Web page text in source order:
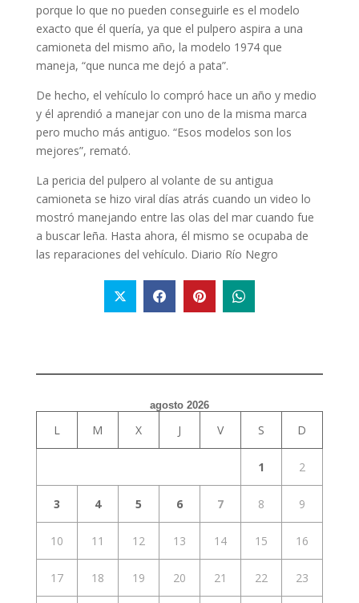
porque lo que no pueden conseguirle es el modelo
exacto que él quería, ya que el pulpero aspira a una
camioneta del mismo año, la modelo 1974 que
maneja, “que nunca me dejó a pata”.
De hecho, el vehículo lo compró hace un año y medio
y él aprendió a manejar con uno de la misma marca
pero mucho más antiguo. “Esos modelos son los
mejores”, remató.
La pericia del pulpero al volante de su antigua
camioneta se hizo viral días atrás cuando un video lo
mostró manejando entre las olas del mar cuando fue
a buscar leña. Hasta ahora, él mismo se ocupaba de
las reparaciones del vehículo. Diario Río Negro
agosto 2026
L M X J V S D
1 2
3 4 5 6 7 8 9
10 11 12 13 14 15 16
17 18 19 20 21 22 23